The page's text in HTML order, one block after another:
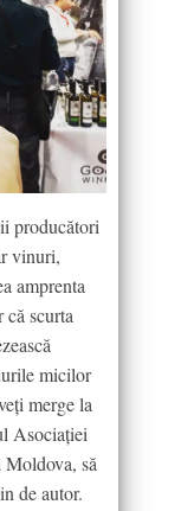
producători
vinuri,
amprenta
scurta
micilor
merge la
Asociației
să
de autor.